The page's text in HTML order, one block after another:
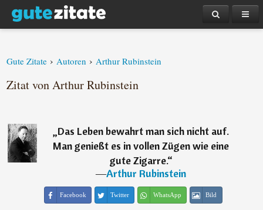
Gute Zitate › Autoren › Arthur Rubinstein
Zitat von Arthur Rubinstein
„Das Leben bewahrt man sich nicht auf.
Man genießt es in vollen Zügen wie eine
gute Zigarre.“
―Arthur Rubinstein
Facebook Twitter WhatsApp Bild